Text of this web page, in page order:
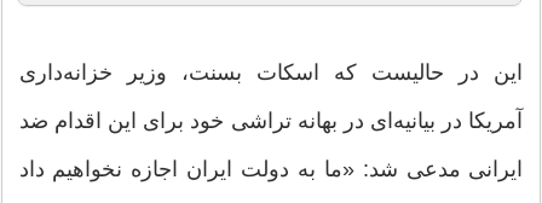
این در حالیست که اسکات بسنت، وزیر خزانه‌داری
آمریکا در بیانیه‌ای در بهانه تراشی خود برای این اقدام ضد
ایرانی مدعی شد: «ما به دولت ایران اجازه نخواهیم داد